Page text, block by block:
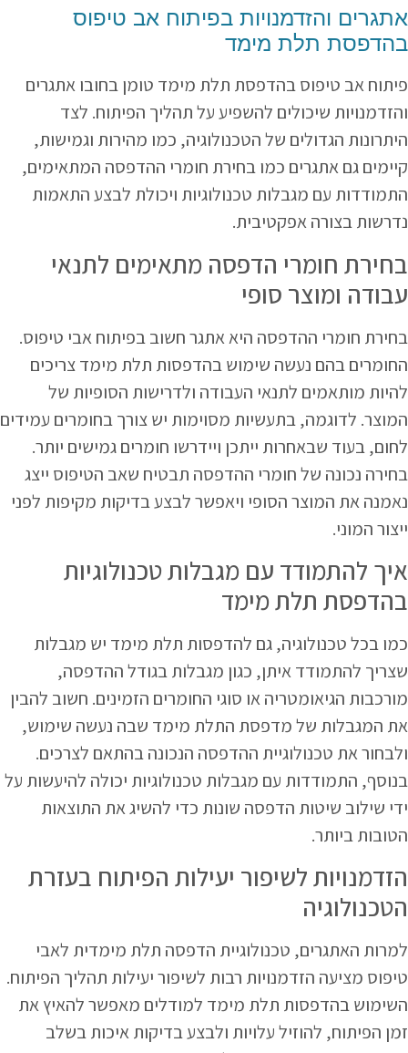
אתגרים והזדמנויות בפיתוח אב טיפוס
בהדפסת תלת מימד
פיתוח אב טיפוס בהדפסת תלת מימד טומן בחובו אתגרים
והזדמנויות שיכולים להשפיע על תהליך הפיתוח. לצד
היתרונות הגדולים של הטכנולוגיה, כמו מהירות וגמישות,
קיימים גם אתגרים כמו בחירת חומרי ההדפסה המתאימים,
התמודדות עם מגבלות טכנולוגיות ויכולת לבצע התאמות
נדרשות בצורה אפקטיבית.
בחירת חומרי הדפסה מתאימים לתנאי
עבודה ומוצר סופי
בחירת חומרי ההדפסה היא אתגר חשוב בפיתוח אבי טיפוס.
החומרים בהם נעשה שימוש בהדפסות תלת מימד צריכים
להיות מותאמים לתנאי העבודה ולדרישות הסופיות של
המוצר. לדוגמה, בתעשיות מסוימות יש צורך בחומרים עמידים
לחום, בעוד שבאחרות ייתכן ויידרשו חומרים גמישים יותר.
בחירה נכונה של חומרי ההדפסה תבטיח שאב הטיפוס ייצג
נאמנה את המוצר הסופי ויאפשר לבצע בדיקות מקיפות לפני
ייצור המוני.
איך להתמודד עם מגבלות טכנולוגיות
בהדפסת תלת מימד
כמו בכל טכנולוגיה, גם להדפסות תלת מימד יש מגבלות
שצריך להתמודד איתן, כגון מגבלות בגודל ההדפסה,
מורכבות הגיאומטריה או סוגי החומרים הזמינים. חשוב להבין
את המגבלות של מדפסת התלת מימד שבה נעשה שימוש,
ולבחור את טכנולוגיית ההדפסה הנכונה בהתאם לצרכים.
בנוסף, התמודדות עם מגבלות טכנולוגיות יכולה להיעשות על
ידי שילוב שיטות הדפסה שונות כדי להשיג את התוצאות
הטובות ביותר.
הזדמנויות לשיפור יעילות הפיתוח בעזרת
הטכנולוגיה
למרות האתגרים, טכנולוגיית הדפסה תלת מימדית לאבי
טיפוס מציעה הזדמנויות רבות לשיפור יעילות תהליך הפיתוח.
השימוש בהדפסות תלת מימד למודלים מאפשר להאיץ את
זמן הפיתוח, להוזיל עלויות ולבצע בדיקות איכות בשלב